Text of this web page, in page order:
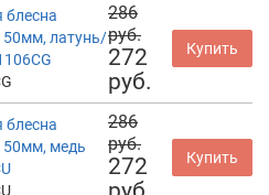
латунь/
286
руб.
272
руб.
Купить
медь
286
руб.
272
Купить